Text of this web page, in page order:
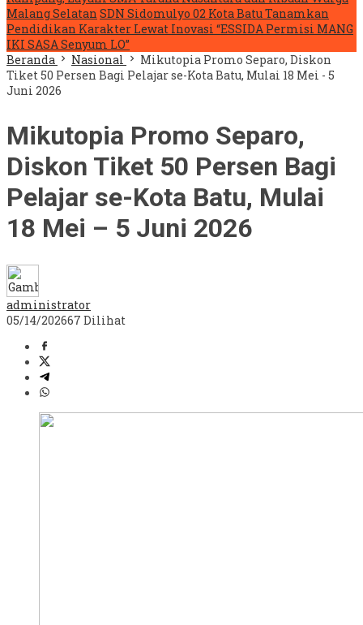
Malang Selatan SDN Sidomulyo 02 Kota Batu Tanamkan
Pendidikan Karakter Lewat Inovasi “ESSIDA Permisi MANG
IKI SASA Senyum LO”
Beranda
Nasional
Mikutopia Promo Separo, Diskon
Tiket 50 Persen Bagi Pelajar se-Kota Batu, Mulai 18 Mei - 5
Juni 2026
Mikutopia Promo Separo,
Diskon Tiket 50 Persen Bagi
Pelajar se-Kota Batu, Mulai
18 Mei – 5 Juni 2026
administrator
05/14/202667 Dilihat